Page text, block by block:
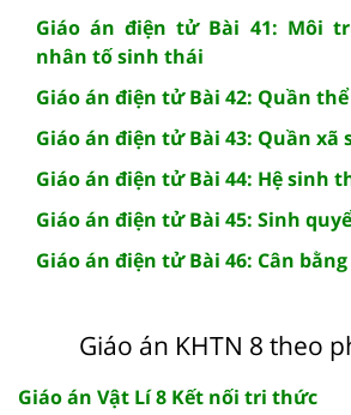
Giáo án điện tử Bài 41: Môi
nhân tố sinh thái
Giáo án điện tử Bài 42: Quần
Giáo án điện tử Bài 43: Quần xã
Giáo án điện tử Bài 44: Hệ sinh
Giáo án điện tử Bài 45: Sinh
Giáo án điện tử Bài 46: Cân
Giáo án KHTN 8 theo
Giáo án Vật Lí 8 Kết nối tri thức